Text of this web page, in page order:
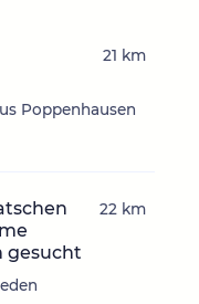
Poppenhausen
21 km
gesucht
22 km